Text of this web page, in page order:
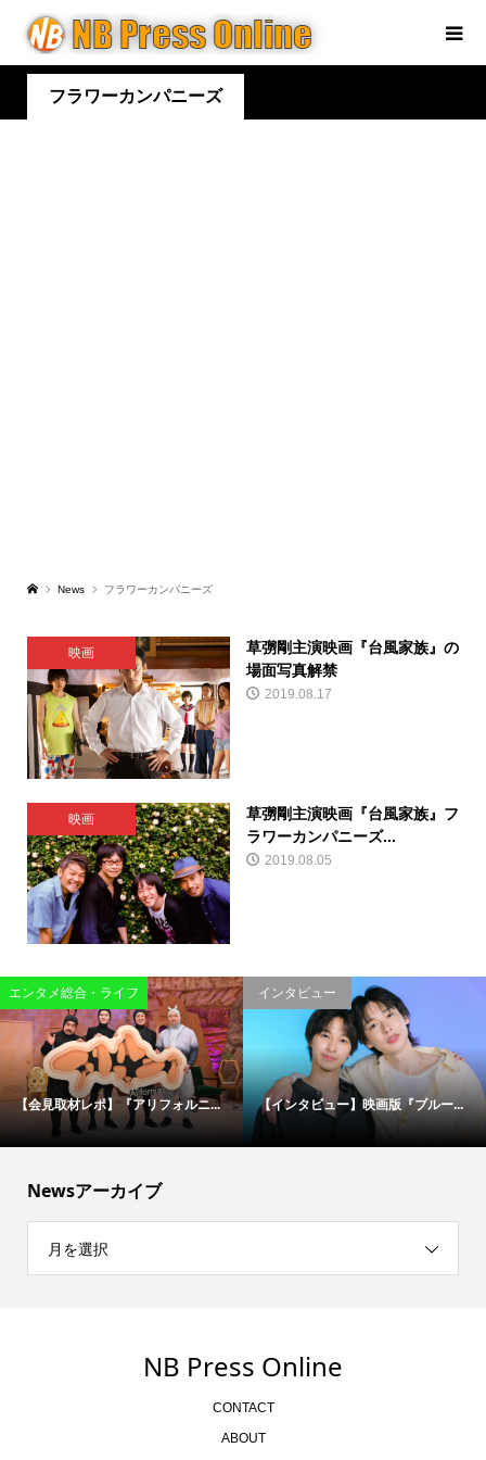
フラワーカンパニーズ
News フラワーカンパニーズ
映画
草彅剛主演映画『台風家族』の
場面写真解禁
2019.08.17
映画
草彅剛主演映画『台風家族』フ
ラワーカンパニーズ...
2019.08.05
エンタメ総合・ライフ
【会見取材レポ】『アリフォルニ...
インタビュー
【インタビュー】映画版『ブルー...
Newsアーカイブ
月を選択
NB Press Online
CONTACT
ABOUT